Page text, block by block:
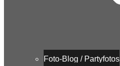
Foto-Blog / Partyfotos